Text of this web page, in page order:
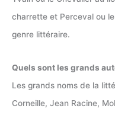
charrette et Perceval ou
genre littéraire.
Quels sont les grands
Les grands noms de la
Corneille, Jean Racine,